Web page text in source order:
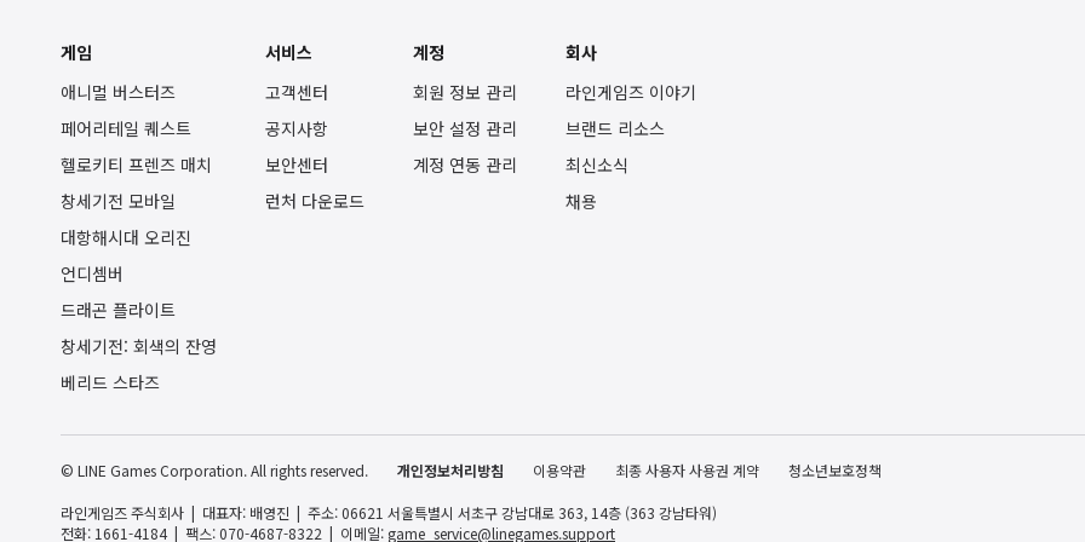
게임
애니멀 버스터즈
페어리테일 퀘스트
헬로키티 프렌즈 매치
창세기전 모바일
대항해시대 오리진
언디셈버
드래곤 플라이트
창세기전: 회색의 잔영
베리드 스타즈
서비스
고객센터
공지사항
보안센터
런처 다운로드
계정
회원 정보 관리
보안 설정 관리
계정 연동 관리
회사
라인게임즈 이야기
브랜드 리소스
최신소식
채용
© LINE Games Corporation. All rights reserved. 개인정보처리방침 이용약관 최종 사용자 사용권 계약 청소년보호정책
라인게임즈 주식회사 대표자: 배영진
주소: 06621 서울특별시 서초구 강남대로 363, 14층 (363 강남타워)
전화: 1661-4184
팩스: 070-4687-8322 이메일: game_service@linegames.support